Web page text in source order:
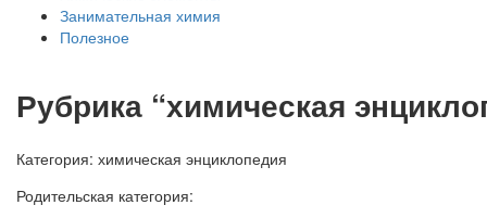
Занимательная химия
Полезное
Рубрика “химическая
Категория: химическая энциклопедия
Родительская категория: